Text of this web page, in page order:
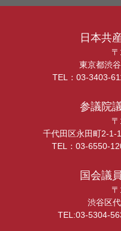
日本共
東京都渋
TEL：03-3403-
参議院
千代田区永田町2-
TEL：03-6550-
国会議
渋谷区
TEL:03-5304-